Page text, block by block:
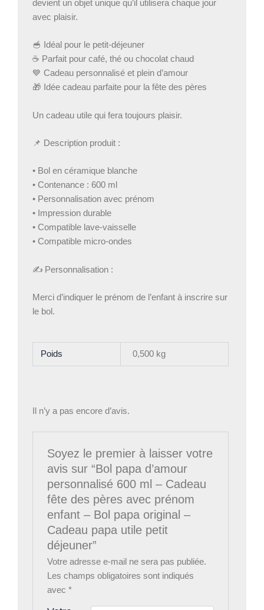
devient un objet unique qu’il utilisera chaque jour
avec plaisir.
🥣 Idéal pour le petit-déjeuner
☕ Parfait pour café, thé ou chocolat chaud
💙 Cadeau personnalisé et plein d’amour
🎁 Idée cadeau parfaite pour la fête des pères
Un cadeau utile qui fera toujours plaisir.
📌 Description produit :
• Bol en céramique blanche
• Contenance : 600 ml
• Personnalisation avec prénom
• Impression durable
• Compatible lave-vaisselle
• Compatible micro-ondes
✍️ Personnalisation :
Merci d’indiquer le prénom de l’enfant à inscrire sur
le bol.
Poids 0,500 kg
Il n’y a pas encore d’avis.
Soyez le premier à laisser votre
avis sur “Bol papa d’amour
personnalisé 600 ml – Cadeau
fête des pères avec prénom
enfant – Bol papa original –
Cadeau papa utile petit
déjeuner”
Votre adresse e-mail ne sera pas publiée.
Les champs obligatoires sont indiqués
avec*